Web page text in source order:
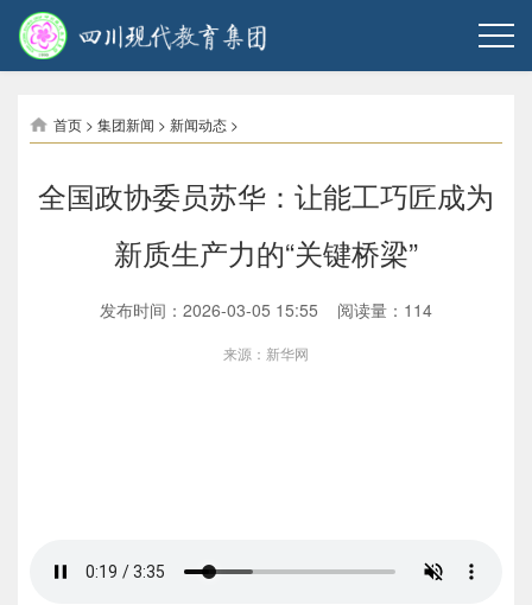
首页 > 集团新闻 > 新闻动态 >
全国政协委员苏华：让能工巧匠成为
新质生产力的“关键桥梁”
发布时间：2026-03-05 15:55 阅读量： 114
来源：新华网